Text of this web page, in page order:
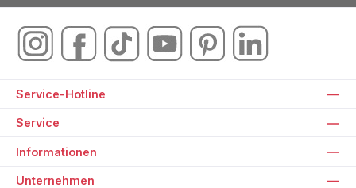
Service-Hotline
Service
Informationen
Unternehmen